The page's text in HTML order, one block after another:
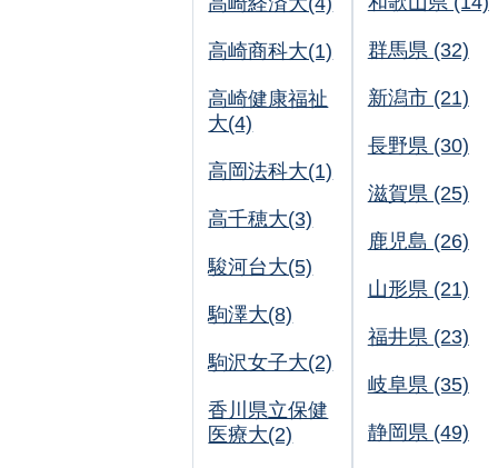
高崎商科大(1)
高崎健康福祉
大(4)
高岡法科大(1)
高千穂大(3)
駿河台大(5)
駒澤大(8)
駒沢女子大(2)
香川県立保健
医療大(2)
群馬県 (32)
新潟市 (21)
長野県 (30)
滋賀県 (25)
鹿児島 (26)
山形県 (21)
福井県 (23)
岐阜県 (35)
静岡県 (49)